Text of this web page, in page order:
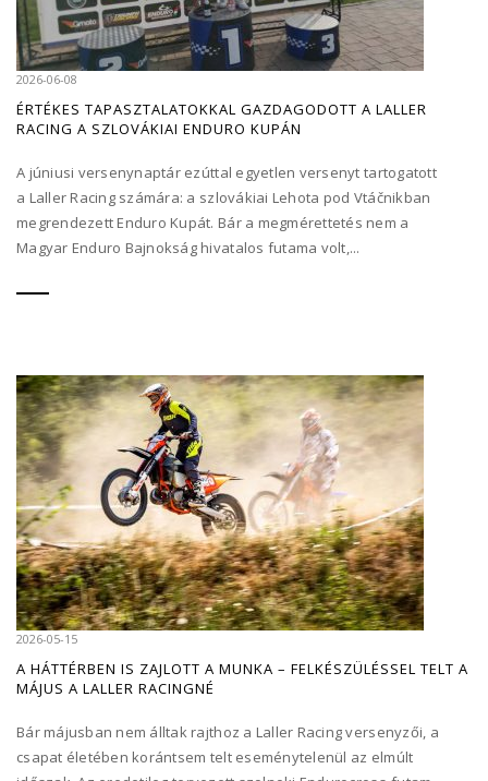
2026-06-08
ÉRTÉKES TAPASZTALATOKKAL GAZDAGODOTT A LALLER
RACING A SZLOVÁKIAI ENDURO KUPÁN
A júniusi versenynaptár ezúttal egyetlen versenyt tartogatott
a Laller Racing számára: a szlovákiai Lehota pod Vtáčnikban
megrendezett Enduro Kupát. Bár a megmérettetés nem a
Magyar Enduro Bajnokság hivatalos futama volt,...
2026-05-15
A HÁTTÉRBEN IS ZAJLOTT A MUNKA – FELKÉSZÜLÉSSEL TELT A
MÁJUS A LALLER RACINGNÉ
Bár májusban nem álltak rajthoz a Laller Racing versenyzői, a
csapat életében korántsem telt eseménytelenül az elmúlt